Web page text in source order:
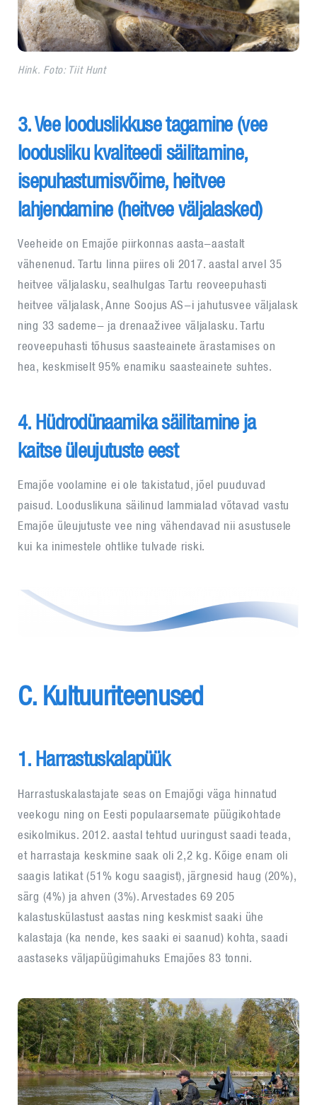
Hink. Foto: Tiit Hunt
3. Vee looduslikkuse tagamine (vee
loodusliku kvaliteedi säilitamine,
isepuhastumisvõime, heitvee
lahjendamine (heitvee väljalasked)
Veeheide on Emajõe piirkonnas aasta-aastalt
vähenenud. Tartu linna piires oli 2017. aastal arvel 35
heitvee väljalasku, sealhulgas Tartu reoveepuhasti
heitvee väljalask, Anne Soojus AS-i jahutusvee väljalask
ning 33 sademe- ja drenaaživee väljalasku. Tartu
reoveepuhasti tõhusus saasteainete ärastamises on
hea, keskmiselt 95% enamiku saasteainete suhtes.
4. Hüdrodünaamika säilitamine ja
kaitse üleujutuste eest
Emajõe voolamine ei ole takistatud, jõel puuduvad
paisud. Looduslikuna säilinud lammialad võtavad vastu
Emajõe üleujutuste vee ning vähendavad nii asustusele
kui ka inimestele ohtlike tulvade riski.
C. Kultuuriteenused
1. Harrastuskalapüük
Harrastuskalastajate seas on Emajõgi väga hinnatud
veekogu ning on Eesti populaarsemate püügikohtade
esikolmikus. 2012. aastal tehtud uuringust saadi teada,
et harrastaja keskmine saak oli 2,2 kg. Kõige enam oli
saagis latikat (51% kogu saagist), järgnesid haug (20%),
särg (4%) ja ahven (3%). Arvestades 69 205
kalastuskülastust aastas ning keskmist saaki ühe
kalastaja (ka nende, kes saaki ei saanud) kohta, saadi
aastaseks väljapüügimahuks Emajões 83 tonni.